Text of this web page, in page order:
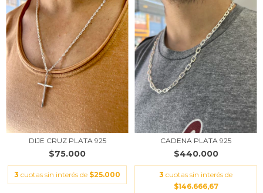
DIJE CRUZ PLATA 925
$75.000
3 cuotas sin interés de $25.000
CADENA PLATA 925
$440.000
3 cuotas sin interés de
$146.666,67